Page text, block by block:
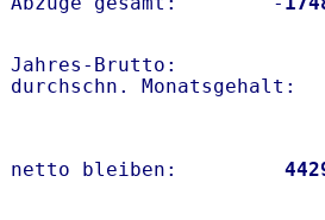
Jahres-
netto bleiben: